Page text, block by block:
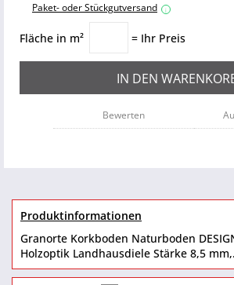
Paket- oder Stückgutversand i
Fläche in m² = Ihr Preis
IN DEN
Bewerten
Produktinformationen
Granorte Korkboden Naturboden
Holzoptik Landhausdiele Stärke 8,5